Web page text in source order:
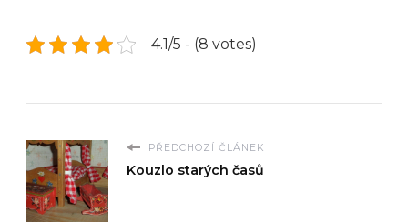
4.1/5 - (8 votes)
PŘEDCHOZÍ ČLÁNEK
Kouzlo starých časů